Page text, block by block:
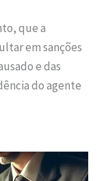
que a
em sanções
e das
do agente